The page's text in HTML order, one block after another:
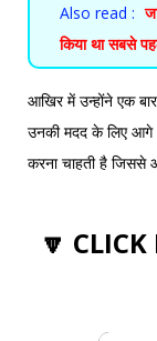
Also read :
किया था सबसे
आखिर में उन्होंने एक
उनकी मदद के लिए आगे
करना चाहती है जिससे
🔽